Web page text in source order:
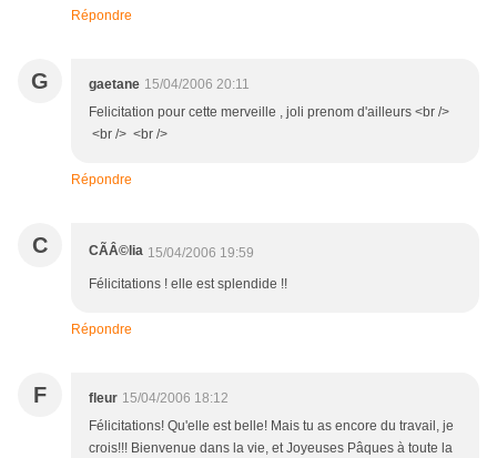
Répondre
G gaetane 15/04/2006 20:11
Felicitation pour cette merveille , joli prenom d'ailleurs <br />
<br /> <br />
Répondre
C CÃÂ©lia 15/04/2006 19:59
Félicitations ! elle est splendide !!
Répondre
F fleur 15/04/2006 18:12
Félicitations! Qu'elle est belle! Mais tu as encore du travail, je
crois!!! Bienvenue dans la vie, et Joyeuses Pâques à toute la